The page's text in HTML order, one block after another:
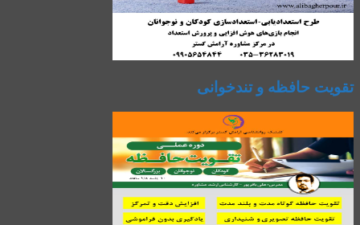
تقویت حافظه و تندخوانی